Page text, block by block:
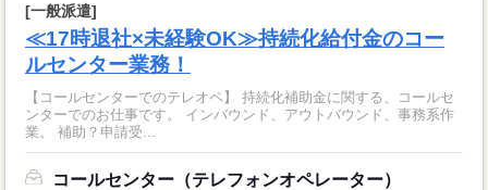
[一般派遣]
≪17時退社×未経験OK≫持続化給付金のコー
ルセンター業務！
【コールセンターでのテレオペ】 持続化補助金に関する、コールセ
ンターでのお仕事です。 インバウンド、アウトバウンド、事務系作
業。 補助？申請受...
コールセンター（テレフォンオペレーター）